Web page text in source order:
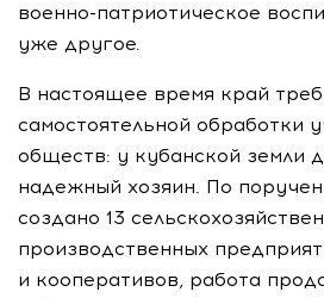
военно-патриотическое
уже другое.
В настоящее время край
самостоятельной обработки
обществ: у кубанской земли
надежный хозяин. По
создано 13
производственных
и кооперативов, работа